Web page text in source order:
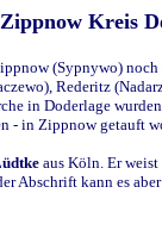
Kreis
(Sypnywo)
Rederitz
in Doderlage
- in Zippnow getauft
aus Köln. Er
Abschrift kann es